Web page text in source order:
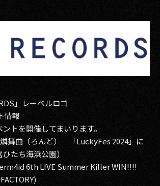
」レーベルロゴ
情報
トを開催してまいります。
舞曲（ろんど） 「LuckyFes 2024」に
たち海浜公園）
6th LIVE Summer Killer WIN!!!!